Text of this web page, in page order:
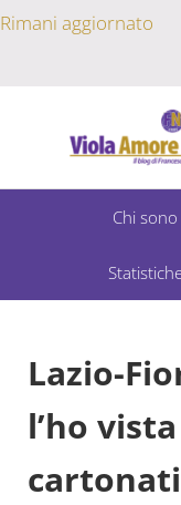
Passa al contenuto
Skip to after header
Skip to site footer
Rimani aggiornato
Viola Amore e
Chi sono
Lazio-
l’ho